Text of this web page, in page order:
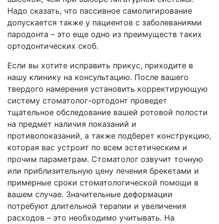
Надо сказать, что пассивное самолигирование
допускается также у пациентов с заболеваниями
пародонта – это еще одно из преимуществ таких
ортодонтических скоб.
Если вы хотите исправить прикус, приходите в
нашу клинику на консультацию. После вашего
твердого намерения установить корректирующую
систему стоматолог-ортодонт проведет
тщательное обследование вашей ротовой полости
на предмет наличия показаний и
противопоказаний, а также подберет конструкцию,
которая вас устроит по всем эстетическим и
прочим параметрам. Стоматолог озвучит точную
или приблизительную цену лечения брекетами и
примерные сроки стоматологической помощи в
вашем случае. Значительные деформации
потребуют длительной терапии и увеличения
расходов – это необходимо учитывать. На